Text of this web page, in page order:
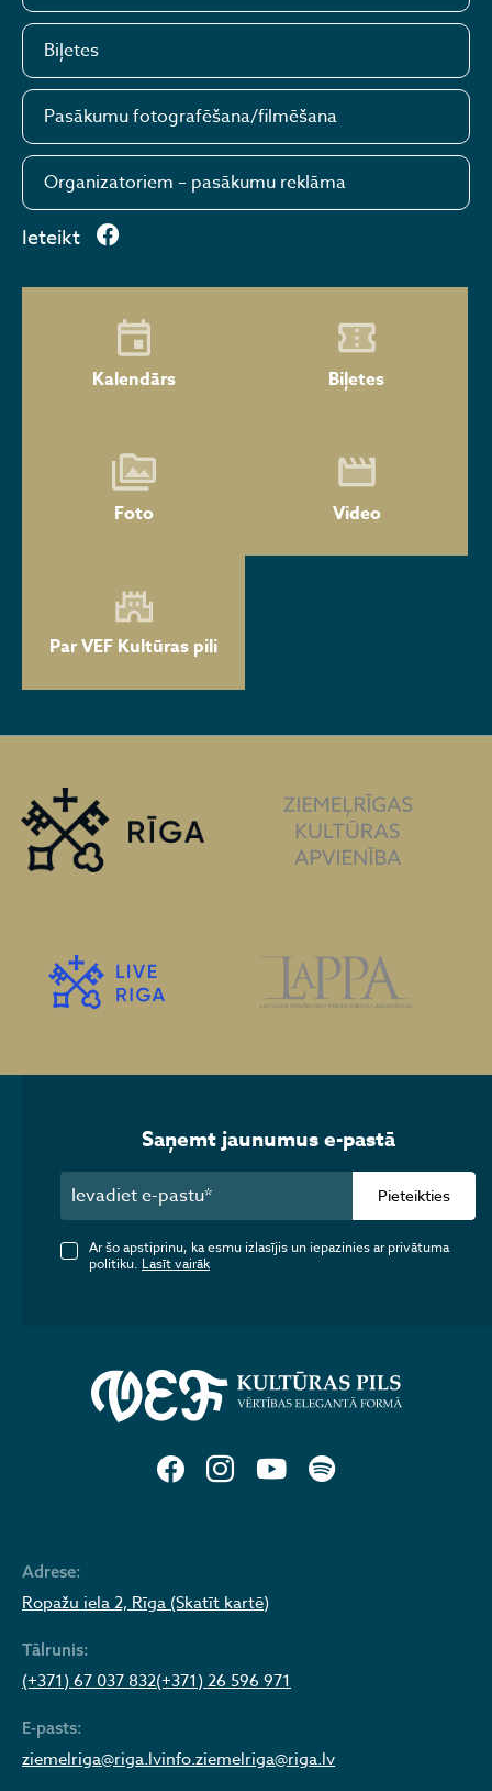
Biļetes
Pasākumu fotografēšana/filmēšana
Organizatoriem – pasākumu reklāma
Ieteikt
Kalendārs Biļetes
Foto Video
Par VEF Kultūras pili
Adrese:
Ropažu iela 2, Rīga (Skatīt kartē)
Tālrunis:
(+371) 67 037 832(+371) 26 596 971
E-pasts:
ziemelriga@riga.lvinfo.ziemelriga@riga.lv
Saņemt jaunumus e-pastā
Pieteikties
Ar šo apstiprinu, ka esmu izlasījis un iepazinies ar privātuma
politiku. Lasīt vairāk